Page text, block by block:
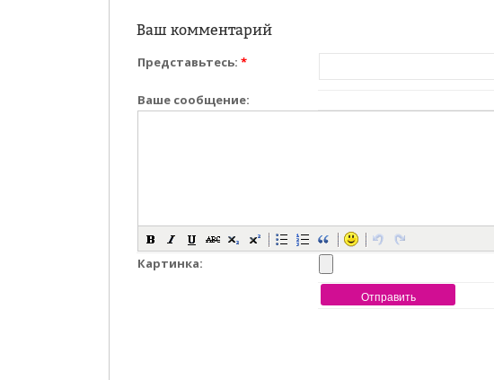
Ваш комментарий
Представьтесь: *
Ваше сообщение:
Картинка: